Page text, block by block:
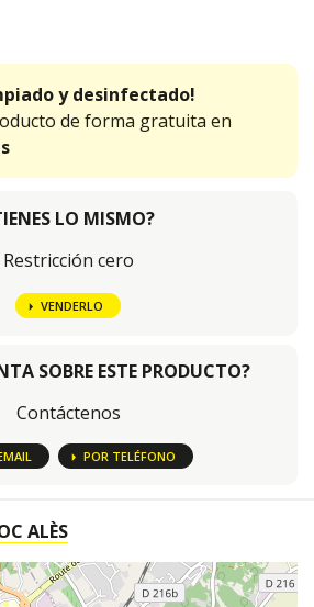
y desinfectado!
de forma gratuita en
LO MISMO?
Restricción cero
VENDERLO
SOBRE ESTE PRODUCTO?
Contáctenos
POR TELÉFONO
ALÈS